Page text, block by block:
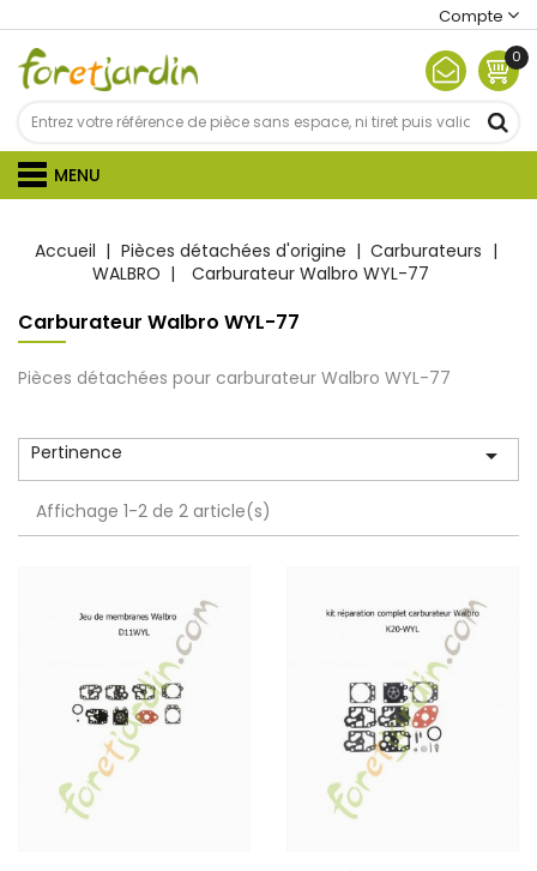
Compte
0
MENU
Accueil Pièces détachées d'origine
Carburateurs
WALBRO
Carburateur Walbro WYL-77
Carburateur Walbro WYL-77
Pièces détachées pour carburateur Walbro WYL-77
Pertinence 
Affichage 1-2 de 2 article(s)